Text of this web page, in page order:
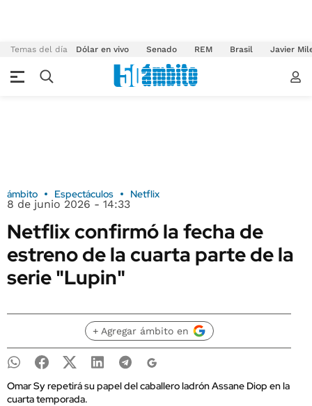
Temas del día Dólar en vivo Senado REM Brasil Javier
ámbito Espectáculos Netflix
8 de junio 2026 - 14:33
Netflix confirmó la fecha de
estreno de la cuarta parte de la
serie "Lupin"
+ Agregar ámbito en
Omar Sy repetirá su papel del caballero ladrón Assane Diop en la
cuarta temporada.